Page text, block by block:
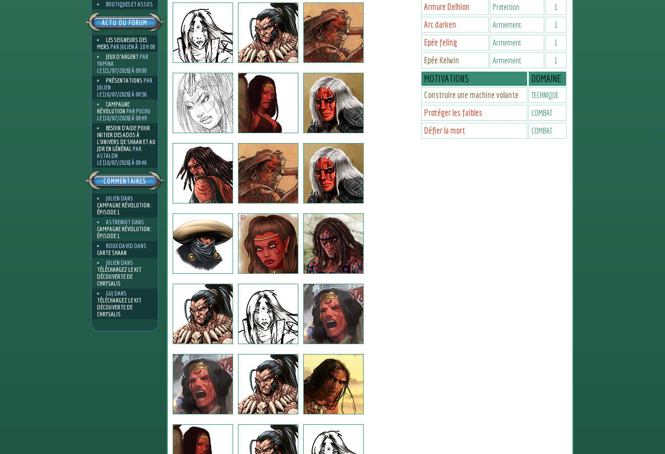
BOUTIQUES ET ASSOS
ACTU DU FORUM
LES SEIGNEURS DES
MERS PAR JULIEN À 10 H 08
JEUX D'ARGENT PAR
YAMINA
LE [21/07/2026] À 09:00
PRÉSENTATIONS PAR
JULIEN
LE [10/07/2026] À 08:56
CAMPAGNE
RÉVOLUTION PAR PUCHU
LE [10/07/2026] À 08:49
BESOIN D’AIDE POUR
INITIER DES ADOS À
L’UNIVERS DE SHAAN ET AU
JDR EN GÉNÉRALPAR
ASTALON
LE [10/07/2026] À 08:46
COMMENTAIRES
JULIEN DANS
CAMPAGNE RÉVOLUTION :
ÉPISODE 1
ASTRENUIT DANS
CAMPAGNE RÉVOLUTION :
ÉPISODE 1
ROUX DAVID DANS
CARTE SHAAN
JULIEN DANS
TÉLÉCHARGEZ LE KIT
DÉCOUVERTE DE
CHRYSALIS
GUJ DANS
TÉLÉCHARGEZ LE KIT
DÉCOUVERTE DE
CHRYSALIS
Armure Delhion Protection 1
Arc darken Armement 1
Epée feling Armement 1
Epée Kelwin Armement 1
MOTIVATIONS DOMAINE
Construire une machine volante TECHNIQUE
Protéger les faibles COMBAT
Défier la mort COMBAT